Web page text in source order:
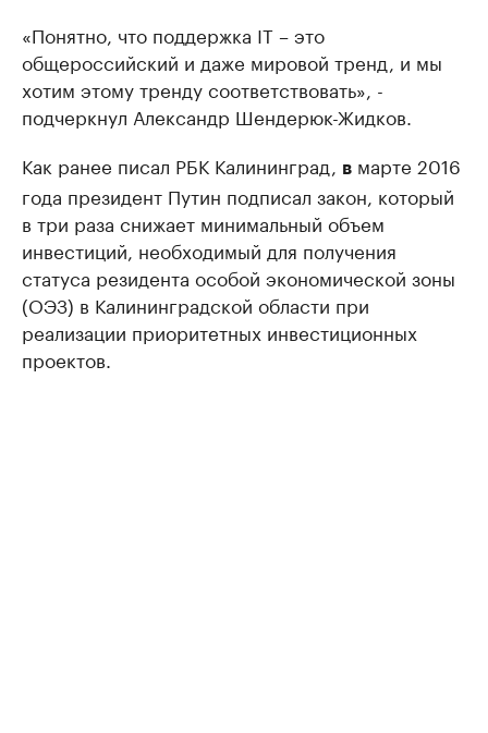
«Понятно, что поддержка IT – это
общероссийский и даже мировой тренд, и мы
хотим этому тренду соответствовать», -
подчеркнул Александр Шендерюк-Жидков.
Как ранее писал РБК Калининград, в марте 2016
года президент Путин подписал закон, который
в три раза снижает минимальный объем
инвестиций, необходимый для получения
статуса резидента особой экономической зоны
(ОЭЗ) в Калининградской области при
реализации приоритетных инвестиционных
проектов.